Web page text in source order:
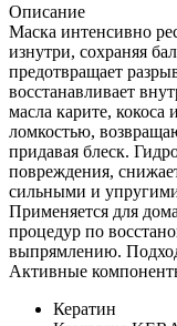
Описание
Маска интенсивно
изнутри, сохраняя
предотвращает
восстанавливает
масла карите, кокоса
ломкостью,
придавая блеск.
повреждения,
сильными и
Применяется для
процедур по
выпрямлению.
Активные
Кератин